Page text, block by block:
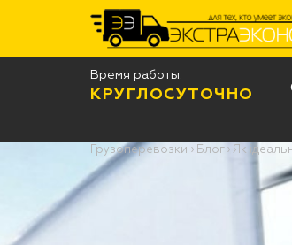
Время работы:
КРУГЛОСУТОЧНО
Грузоперевозки › Блог› Як